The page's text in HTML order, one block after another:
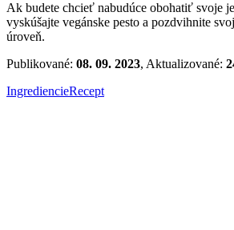
Ak budete chcieť nabudúce obohatiť svoje
vyskúšajte vegánske pesto a pozdvihnite
úroveň.
Publikované: 08. 09. 2023, Aktualizované:
IngrediencieRecept